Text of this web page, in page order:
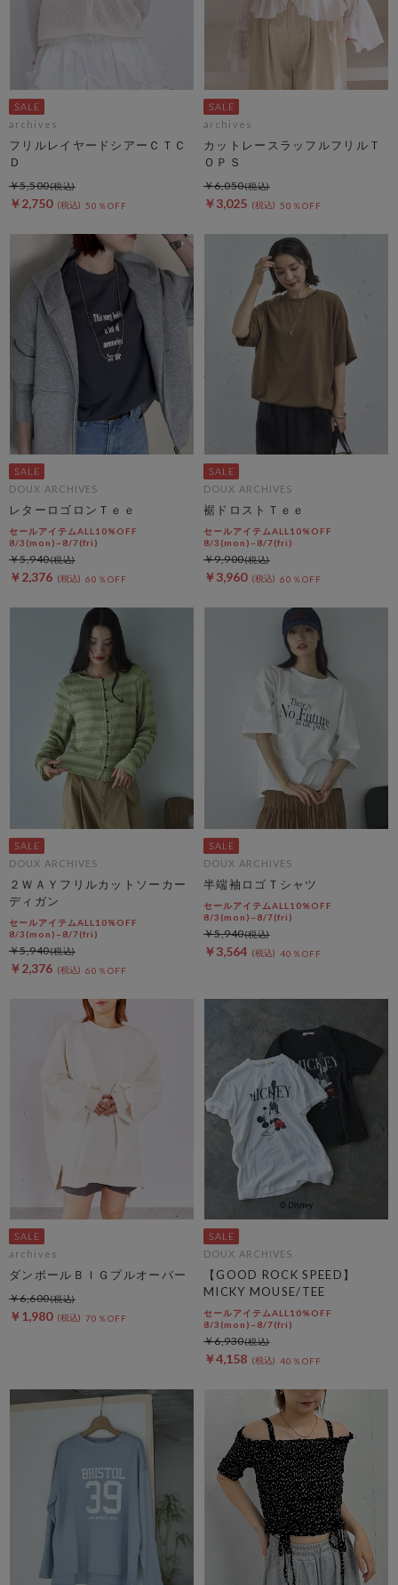
archives
フリルレイヤードシアーＣＴＣ
Ｄ
￥2,750 50％OFF
￥5,500
archives
カットレースラッフルフリルＴ
ＯＰＳ
￥3,025 50％OFF
￥6,050
DOUX ARCHIVES
レターロゴロンＴｅｅ
セールアイテムALL10%OFF
8/3(mon)~8/7(fri)
￥2,376 60％OFF
￥5,940
DOUX ARCHIVES
裾ドロストＴｅｅ
セールアイテムALL10%OFF
8/3(mon)~8/7(fri)
￥3,960 60％OFF
￥9,900
DOUX ARCHIVES
２ＷＡＹフリルカットソーカー
ディガン
セールアイテムALL10%OFF
8/3(mon)~8/7(fri)
￥2,376 60％OFF
￥5,940
DOUX ARCHIVES
半端袖ロゴＴシャツ
セールアイテムALL10%OFF
8/3(mon)~8/7(fri)
￥3,564 40％OFF
￥5,940
archives
ダンボールＢＩＧプルオーバー
￥1,980 70％OFF
￥6,600
DOUX ARCHIVES
【GOOD ROCK SPEED】
MICKY MOUSE/TEE
セールアイテムALL10%OFF
8/3(mon)~8/7(fri)
￥4,158 40％OFF
￥6,930